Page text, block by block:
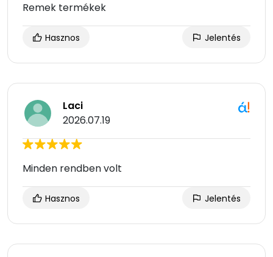
Remek termékek
Hasznos Jelentés
Laci
2026.07.19
Minden rendben volt
Hasznos Jelentés